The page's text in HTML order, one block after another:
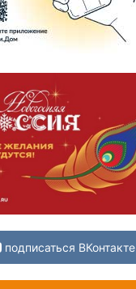
подписаться ВКонтакте